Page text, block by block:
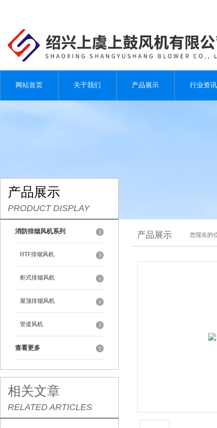
网站首页 关于我们 产品展示 行业资讯
产品展示
PRODUCT DISPLAY
消防排烟风机系列
HTF排烟风机
柜式排烟风机
屋顶排烟风机
管道风机
查看更多
相关文章
RELATED ARTICLES
产品展示 您现在的